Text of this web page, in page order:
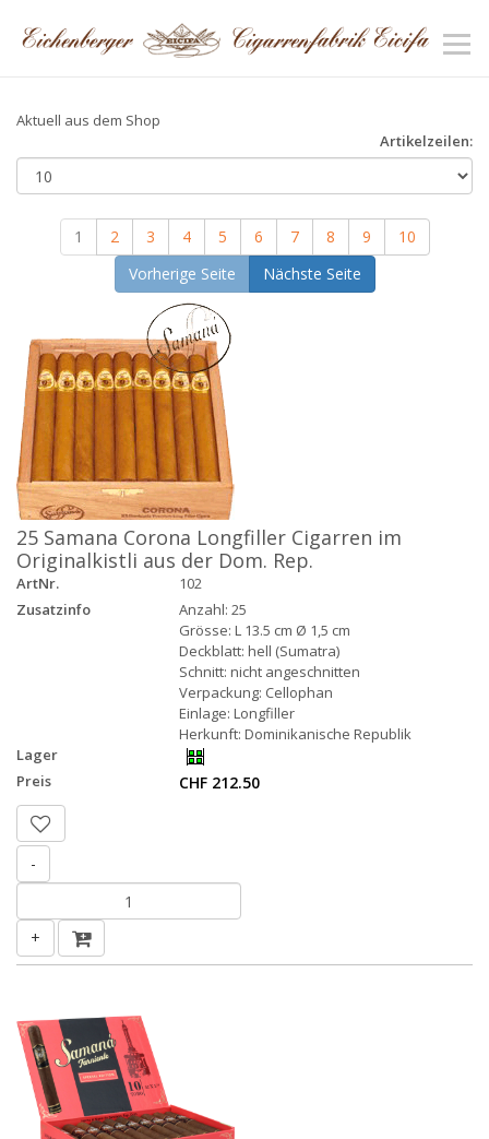
Aktuell aus dem Shop
Artikelzeilen:
1 2 3 4 5 6 7 8 9
10
Vorherige Seite
Nächste Seite
25 Samana Corona Longfiller Cigarren im
Originalkistli aus der Dom. Rep.
ArtNr.
102
Zusatzinfo
Anzahl: 25
Grösse: L 13.5 cm Ø 1,5 cm
Deckblatt: hell (Sumatra)
Schnitt: nicht angeschnitten
Verpackung: Cellophan
Einlage: Longfiller
Herkunft: Dominikanische Republik
Lager
Preis
CHF 212.50
-
+